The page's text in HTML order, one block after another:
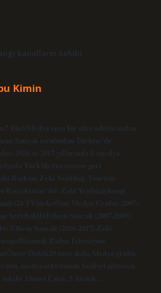
kanalların sahibi
Kimin
TürkMedya veya bir süre adıyla anılan
Sancak tarafından Türkiye’de
2016 ve 2017 yıllarında Esmedya
TürkMedya ismine geri
Başkanı Zeki Yeşildağ, Yönetim
Bayraktutar’dır. Zeki Yeşildağ hangi
TVŞirketStar Medya Grubu (2007-
beri)SahibiEthem Sancak (2007-2009)
Ethem Sancak (2016-2017) Zeki
Radyo Televizyon
Özkök29 satır daha Medya grubu
medya sektöründe faaliyet gösteren
Ahmet Çalık, 5 Aralık…